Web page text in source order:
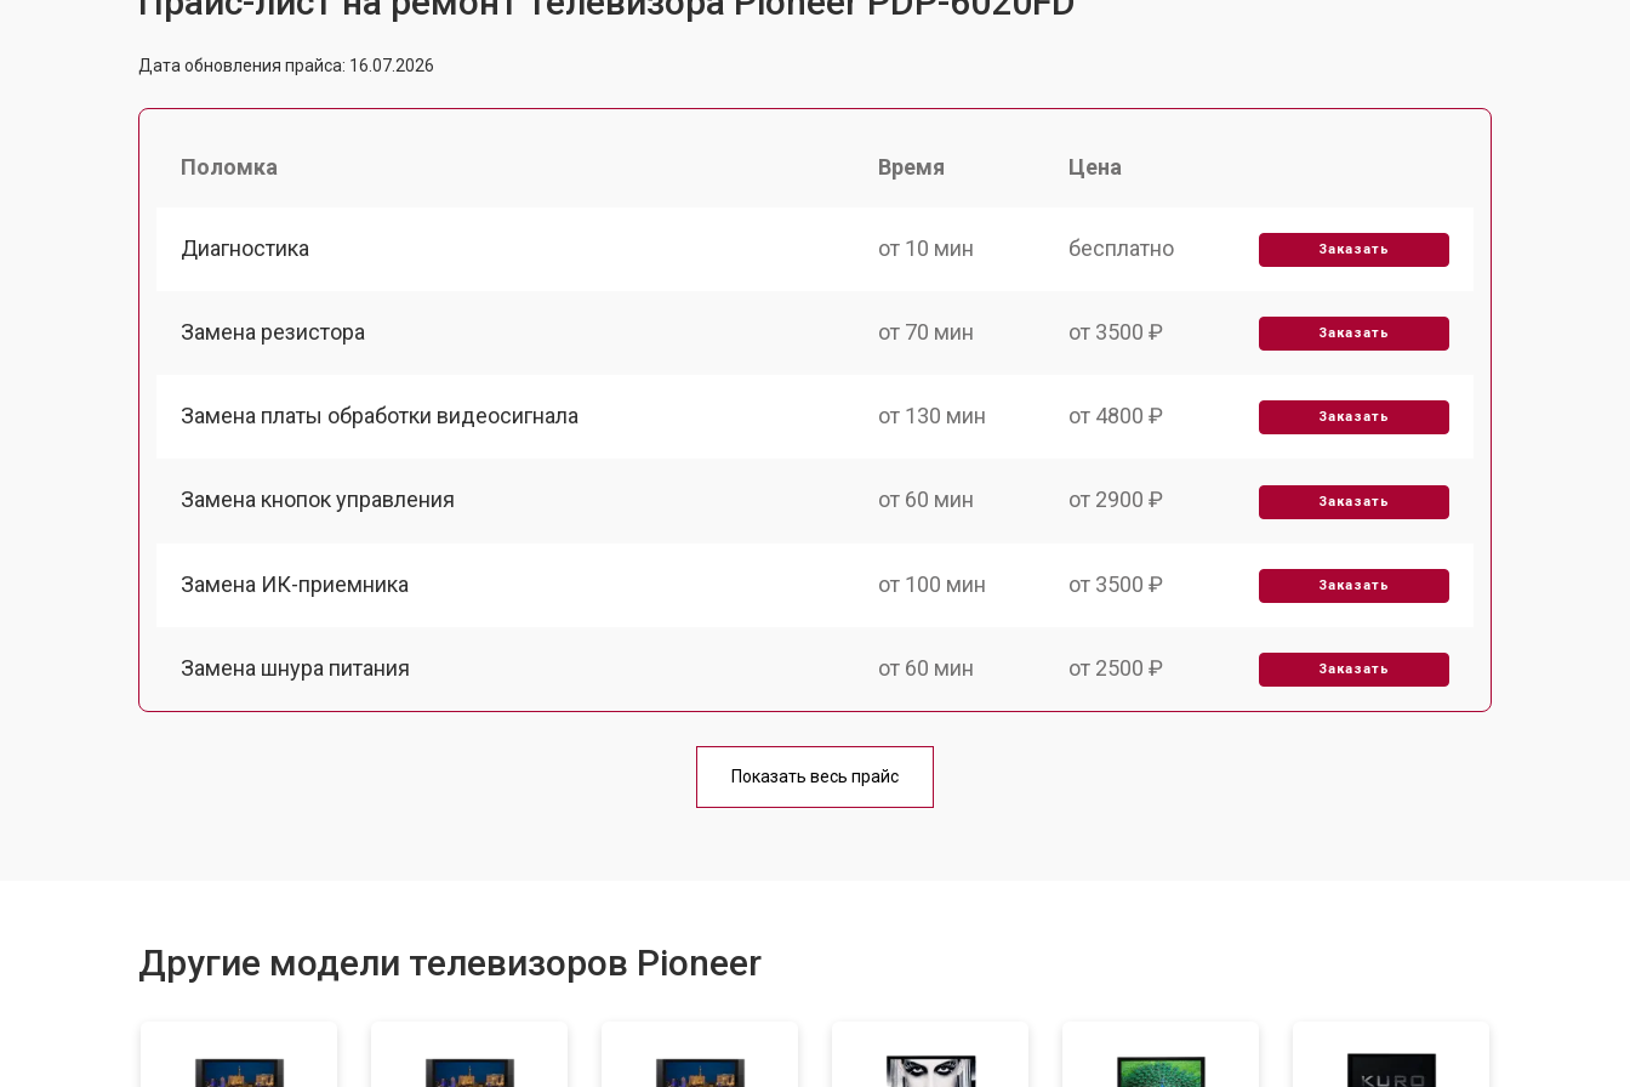
Дата обновления прайса: 16.07.2026
Поломка Время Цена
Диагностика от 10 мин бесплатно Заказать
Замена резистора от 70 мин от 3500 ₽ Заказать
Замена платы обработки видеосигнала от 130 мин от 4800 ₽ Заказать
Замена кнопок управления от 60 мин от 2900 ₽ Заказать
Замена ИК-приемника от 100 мин от 3500 ₽ Заказать
Замена шнура питания от 60 мин от 2500 ₽ Заказать
от 90 мин
Показать весь прайс
Другие модели телевизоров Pioneer